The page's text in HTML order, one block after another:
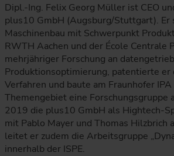
Dipl.-Ing. Felix Georg Müller ist CEO
plus10 GmbH (Augsburg/Stuttgart). Er
Maschinenbau mit Schwerpunkt
RWTH Aachen und der École Centrale
mehrjähriger Forschung an
Produktionsoptimierung, patentierte er
Verfahren und baute am Fraunhofer
Themengebiet eine Forschungsgruppe
2019 die plus10 GmbH als Hightech-
mit Pablo Mayer und Thomas Hilzbrich
leitet er zudem die Arbeitsgruppe
innerhalb der ISPE.